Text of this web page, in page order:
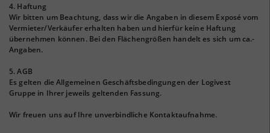
4. Haftung
Wir bitten um Beachtung, dass wir die Angaben in diesem Exposé vom
Vermieter/Verkäufer erhalten haben und hierfür keine Haftung
übernehmen können. Bei den Flächengrößen handelt es sich um ca.-
Angaben.
5. AGB
Es gelten die Allgemeinen Geschäftsbedingungen der Logivest
Gruppe in Ihrer jeweils geltenden Fassung.
Wir freuen uns auf Ihre unverbindliche Kontaktaufnahme.